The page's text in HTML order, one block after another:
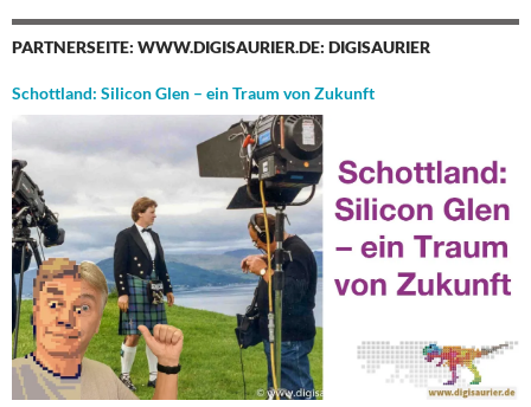
PARTNERSEITE: WWW.DIGISAURIER.DE: DIGISAURIER
Schottland: Silicon Glen – ein Traum von Zukunft